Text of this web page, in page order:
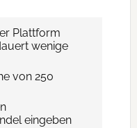
Plattform
wenige
von 250
eingeben